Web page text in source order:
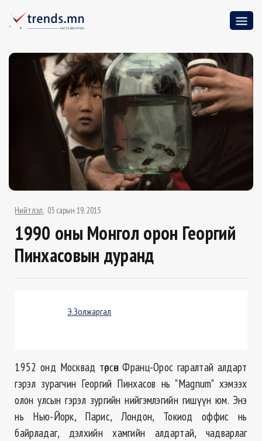
Нийтлэл 03 сарын 19, 2015
1990 оны Монгол орон Георгий
Пинхасовын дуранд
Э.Золжаргал
1952 онд Москвад төрсөн Франц-Орос гаралтай алдарт
гэрэл зурагчин Георгий Пинхасов нь "Magnum" хэмээх
олон улсын гэрэл зургийн нийгэмлэгийн гишүүн юм. Энэ
нь Нью-Йорк, Парис, Лондон, Токиод оффис нь
байрладаг, дэлхийн хамгийн алдартай, чадварлаг